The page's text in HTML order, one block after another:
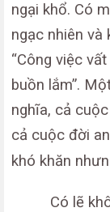
ngại khổ. Có
ngạc nhiên và
“Công việc
buồn lắm”.
nghĩa, cả
cả cuộc đời
khó khăn
Có lẽ